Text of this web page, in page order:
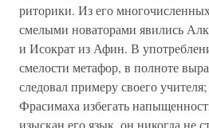
риторики. Из его
смелыми новаторами явились
и Исократ из Афин. В
смелости метафор, в полноте
следовал примеру своего
Фрасимаха избегать
изыскан его язык, он никогда не